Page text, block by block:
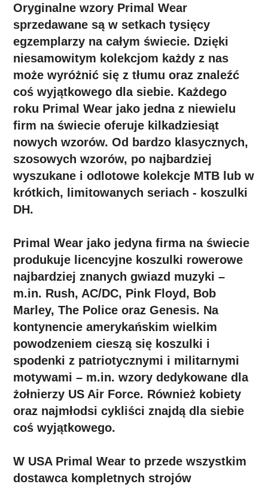
Oryginalne wzory Primal Wear
sprzedawane są w setkach tysięcy
egzemplarzy na całym świecie. Dzięki
niesamowitym kolekcjom każdy z nas
może wyróżnić się z tłumu oraz znaleźć
coś wyjątkowego dla siebie. Każdego
roku Primal Wear jako jedna z niewielu
firm na świecie oferuje kilkadziesiąt
nowych wzorów. Od bardzo klasycznych,
szosowych wzorów, po najbardziej
wyszukane i odlotowe kolekcje MTB lub w
krótkich, limitowanych seriach - koszulki
DH.
Primal Wear jako jedyna firma na świecie
produkuje licencyjne koszulki rowerowe
najbardziej znanych gwiazd muzyki –
m.in. Rush, AC/DC, Pink Floyd, Bob
Marley, The Police oraz Genesis. Na
kontynencie amerykańskim wielkim
powodzeniem cieszą się koszulki i
spodenki z patriotycznymi i militarnymi
motywami – m.in. wzory dedykowane dla
żołnierzy US Air Force. Również kobiety
oraz najmłodsi cykliści znajdą dla siebie
coś wyjątkowego.
W USA Primal Wear to przede wszystkim
dostawca kompletnych strojów